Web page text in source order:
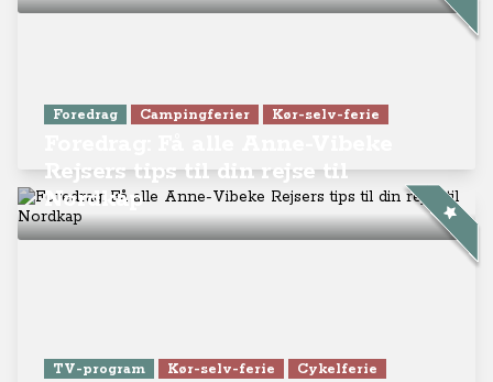
Foredrag Campingferier Kør-selv-ferie
Rejsers tips til din rejse til
Nordkap
TV-program Kør-selv-ferie Cykelferie